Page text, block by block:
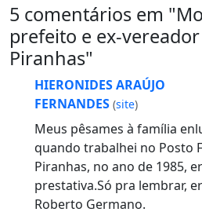
5 comentários em "
prefeito e ex-
Piranhas"
HIERONIDES ARAÚJO
FERNANDES (site)
Meus pêsames à família
quando trabalhei no Posto
Piranhas, no ano de 1985,
prestativa.Só pra lembrar,
Roberto Germano.